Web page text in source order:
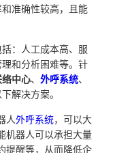
准确性较高，且能
：人工成本高、服
和分析困难等。针
络中心、 外呼系统、
解决方案。
人外呼系统，可以大
机器人可以承担大量
提醒等，从而降低企